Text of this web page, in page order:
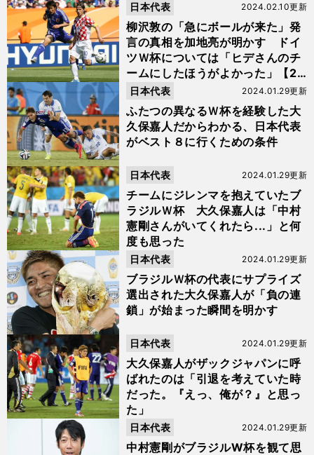
柳沢敦の「急にボールが来た」発
言の真相を加地亮が明かす ドイ
ツＷ杯については「ヒデさんのチ
ームにしたほうがよかった」【20
23年人気記事】
2024.02.10更新
日本代表
ふたつの異なるＷ杯を経験した大
久保嘉人だからわかる、日本代表
がベスト８に行くための条件
2024.01.29更新
日本代表
チームにジレンマを抱えていたブ
ラジルＷ杯 大久保嘉人は「中村
憲剛さんがいてくれたら...」と何
度も思った
2024.01.29更新
日本代表
ブラジルＷ杯の代表にサプライズ
選出された大久保嘉人が「負の連
鎖」が始まった瞬間を明かす
2024.01.29更新
日本代表
大久保嘉人がザックジャパンに呼
ばれたのは「引退を考えていた時
だった。『えっ、俺が？』と思っ
た」
2024.01.29更新
日本代表
中村憲剛がブラジルW杯を観て思
2024.01.29更新
日本代表